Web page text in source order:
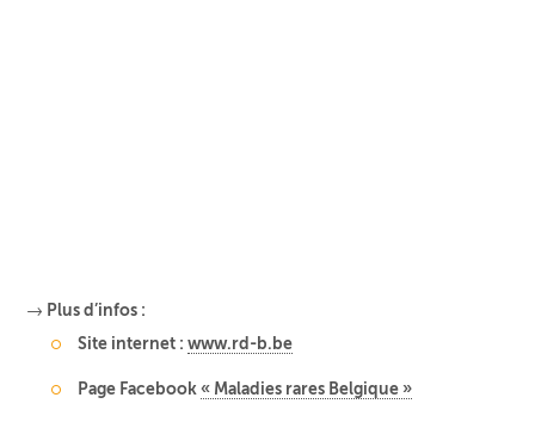
→ Plus d’infos :
Site internet :www.rd-b.be
Page Facebook« Maladies rares Belgique »